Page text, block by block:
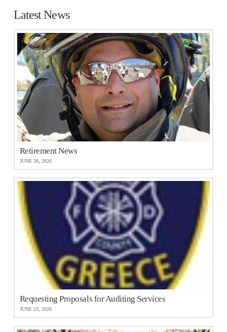
Latest News
Retirement News
JUNE 26, 2026
Requesting Proposals for Auditing Services
JUNE 23, 2026